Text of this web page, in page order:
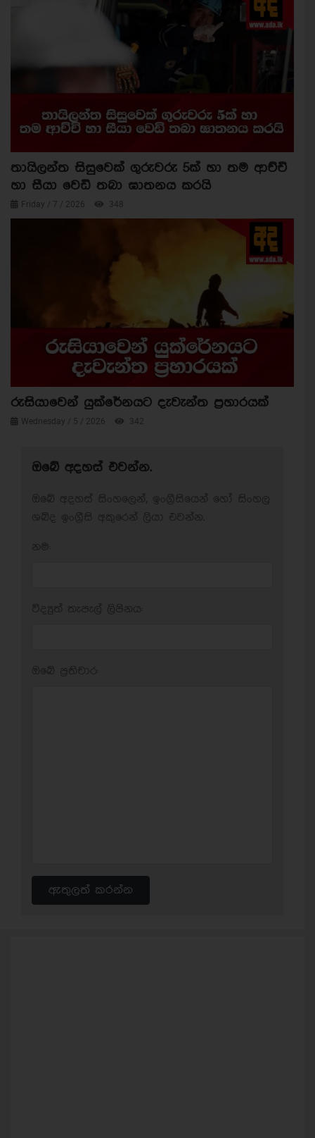
තායිලන්ත සිසුවෙක් ගුරුවරු 5ක් හා තම ආච්චි
හා සීයා වෙඩි තබා ඝාතනය කරයි
Friday / 7 / 2026 348
රුසියාවෙන් යුක්රේනයට දැවැන්ත ප්‍රහාරයක්
Wednesday / 5 / 2026 342
ඔබේ අදහස් එවන්න.
ඇතුලත් කරන්න